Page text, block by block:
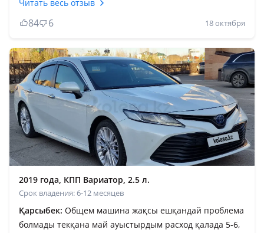
Камри түрі де әдемі, jbl акустика бөлекқой! Музыканың
даусы анық шығады. Зор машина! Жалпы аламын
десең ойланба, басқасын көрме. Қытай айдадым, енді
неміс көрсем бе деп жүрмін! Камри баратын жеріңе
ұзақ жол болсын, уайымсыз жетесің! Жалпы алды пәс
сол бұның айыбы. Бордюрлар саламалейкум деп
құшақтайды. Ер қанаты — ат деген бар, машина
бәрібірде сені көрсетіп тұрады қаратыр ал экспертке
Жолың болсын, бауырым
Читать весь отзыв
84 6 18 октября
2019 года, КПП Вариатор, 2.5 л.
Срок владения: 6-12 месяцев
Қарсыбек: Общем машина жақсы ешқандай проблема
болмады текқана май ауыстырдым расход қалада 5-6,